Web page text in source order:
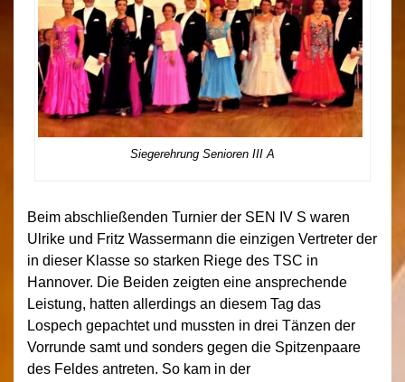
Siegerehrung Senioren III A
Beim abschließenden Turnier der SEN IV S waren
Ulrike und Fritz Wassermann die einzigen Vertreter der
in dieser Klasse so starken Riege des TSC in
Hannover. Die Beiden zeigten eine ansprechende
Leistung, hatten allerdings an diesem Tag das
Lospech gepachtet und mussten in drei Tänzen der
Vorrunde samt und sonders gegen die Spitzenpaare
des Feldes antreten. So kam in der